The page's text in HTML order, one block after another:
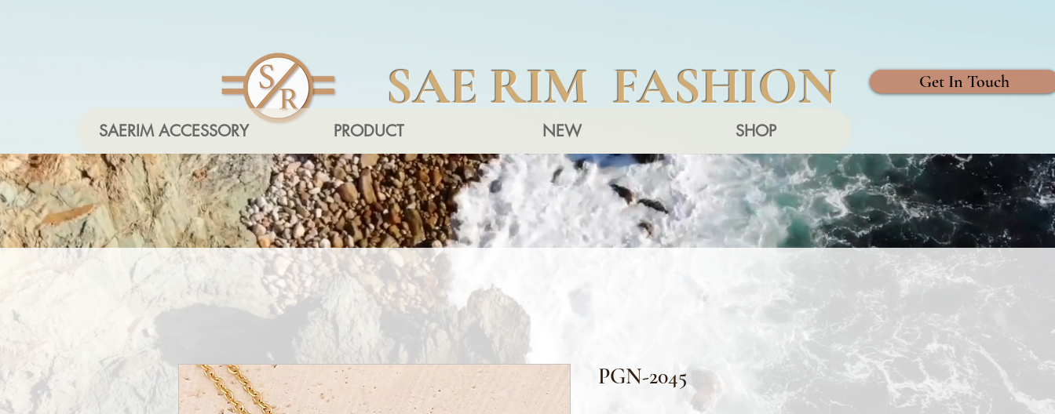
SAE RIM FASHION
SAERIM ACCESSORY PRODUCT NEW SHOP
Get In Touch
PGN-2045